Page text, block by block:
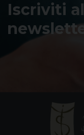
Iscriviti